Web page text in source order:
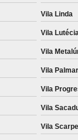
Vila Linda
Vila
Vila
Vila
Vila
Vila
Vila